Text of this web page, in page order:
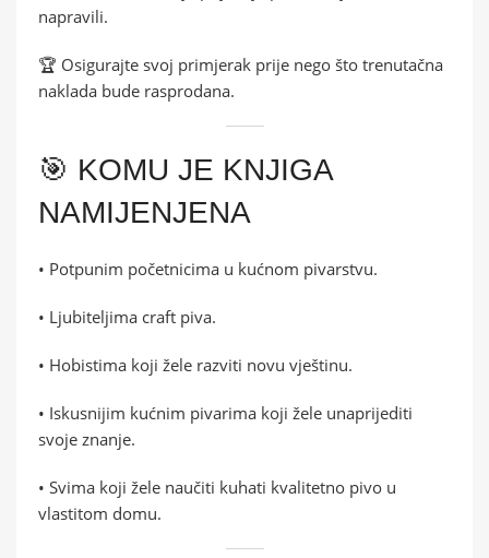
napravili.
🏆 Osigurajte svoj primjerak prije nego što trenutačna
naklada bude rasprodana.
🎯 KOMU JE KNJIGA
NAMIJENJENA
• Potpunim početnicima u kućnom pivarstvu.
• Ljubiteljima craft piva.
• Hobistima koji žele razviti novu vještinu.
• Iskusnijim kućnim pivarima koji žele unaprijediti
svoje znanje.
• Svima koji žele naučiti kuhati kvalitetno pivo u
vlastitom domu.